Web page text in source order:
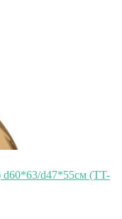
d47*55см (TT-